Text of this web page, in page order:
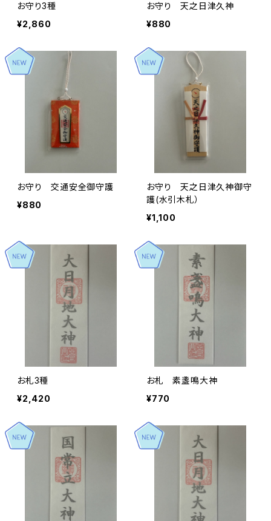
お守り3種
¥2,860
お守り 天之日津久神
¥880
お守り 交通安全御守護
¥880
お守り 天之日津久神御守
護(水引木札）
¥1,100
お札3種
¥2,420
お札 素盞鳴大神
¥770